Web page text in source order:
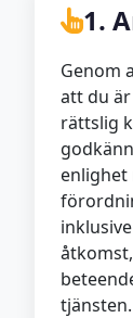
1.
Genom
att du
rättslig
enlighet
tjänsten.